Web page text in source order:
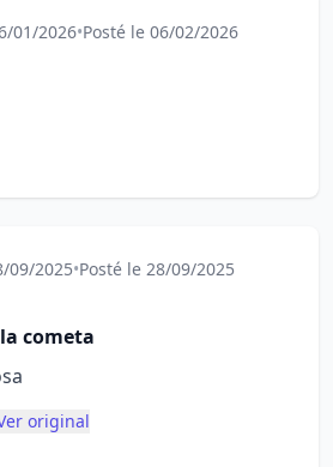
01/2026•Posté le 06/02/2026
09/2025•Posté le 28/09/2025
cometa
original